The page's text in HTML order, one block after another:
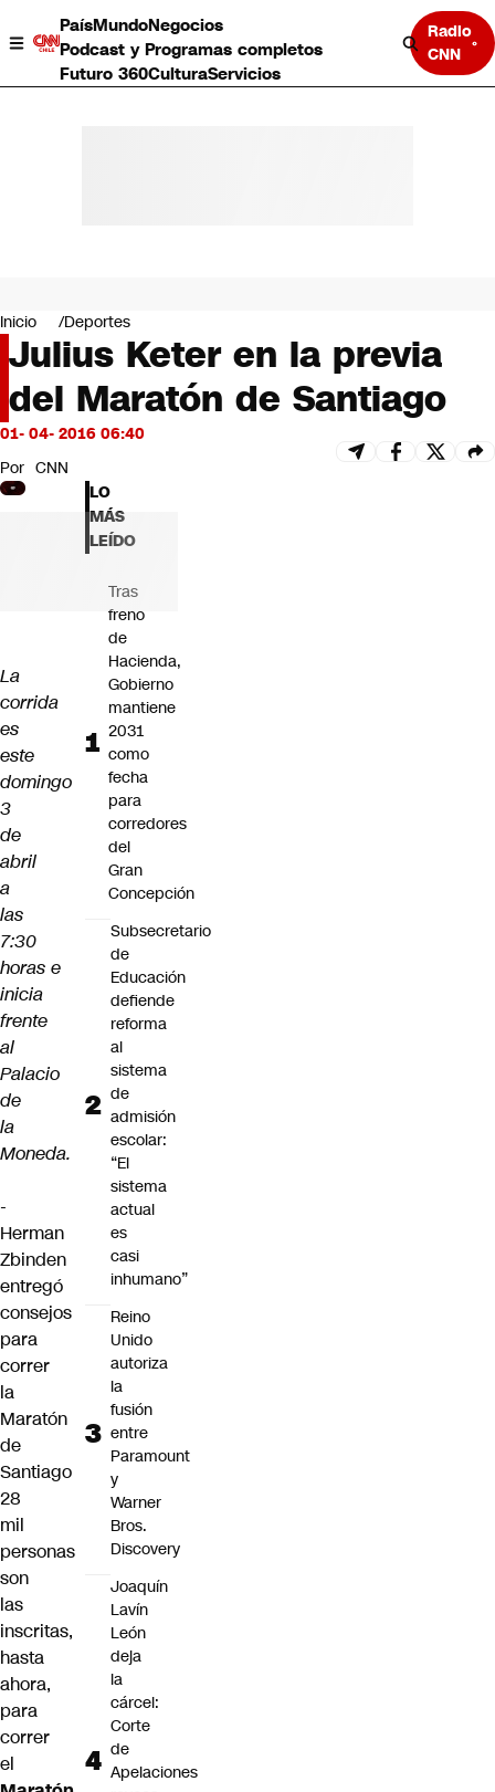
PaísMundoNegocios
Podcast y Programas completos
Futuro 360CulturaServicios
Radio
CNN
Negocios
Deportes
Programas completos
Cultura
Servicios
Bits
CNN Data
CNN tiempo
Futuro 360
Inicio Deportes
Julius Keter en la previa
del Maratón de Santiago
01- 04- 2016 06:40
Por CNN
La
corrida
es
este
domingo
3
de
abril
a
las
7:30
horas e
inicia
frente
al
Palacio
de
la
Moneda.
-
Herman
Zbinden
entregó
consejos
para
correr
la
Maratón
de
Santiago
28
mil
personas
son
las
inscritas,
hasta
ahora,
para
correr
el
LO
MÁS
LEÍDO
Tras
freno
de
Hacienda,
Gobierno
mantiene
2031
como
fecha
para
corredores
del
Gran
Concepción
Subsecretario
de
Educación
defiende
reforma
al
sistema
de
admisión
escolar:
“El
sistema
actual
es
casi
inhumano”
Reino
Unido
autoriza
la
fusión
entre
Paramount
y
Warner
Bros.
Discovery
Joaquín
Lavín
León
deja
la
cárcel:
Corte
de
Apelaciones